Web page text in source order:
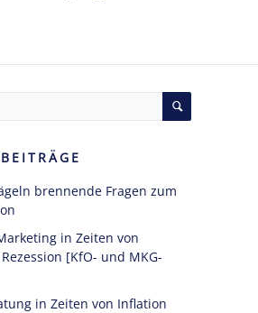
brennende Fragen zum
in Zeiten von
[KfO- und MKG-
in Zeiten von Inflation